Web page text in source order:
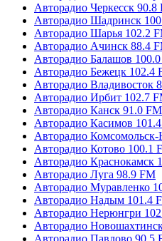
Авторадио Черкесск 90.8
Авторадио Шадринск
Авторадио Шарья 102.2
Авторадио Ачинск 88.4
Авторадио Балашов
Авторадио Бежецк 102.4
Авторадио Владивосток
Авторадио Ирбит 102.7
Авторадио Канск 91.0 FM
Авторадио Касимов
Авторадио
Авторадио Котово 100.1
Авторадио Краснокамск
Авторадио Луга 98.9 FM
Авторадио Муравленко
Авторадио Надым 101.4
Авторадио Нерюнгри
Авторадио
Авторадио Павлово 90.5